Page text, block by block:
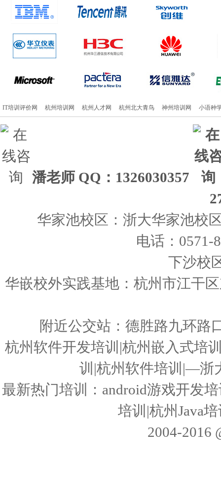
IT培训评价网 杭州培训网 杭州人才网 杭州北大青鸟 神州培训网 小语种
潘老师 QQ：1326030357
华家池校区：浙大华家池校
电话：0571-
下沙校
华嵌校外实践基地：杭州市江干
附近公交站：德胜路九环路
杭州软件开发培训|杭州嵌入式培
训|杭州软件培训|—浙
最新热门培训：android游戏开发
培训|杭州Java
2004-2016